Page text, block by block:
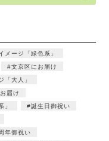
メージ「緑色系」
文京区にお届け
「大人」
届け
」
誕生日御祝い
年御祝い